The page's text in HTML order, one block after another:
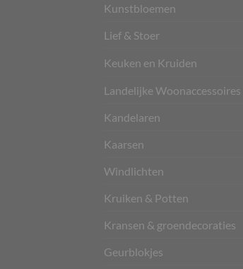
Kunstbloemen
Lief & Stoer
Keuken en Kruiden
Landelijke Woonaccessoires
Kandelaren
Kaarsen
Windlichten
Kruiken & Potten
Kransen & groendecoraties
Geurblokjes